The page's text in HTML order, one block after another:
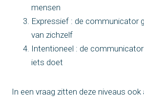
mensen
Expressief : de communicator
van zichzelf
Intentioneel : de
iets doet
In een vraag zitten deze niveaus ook